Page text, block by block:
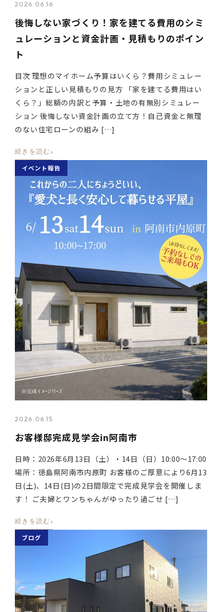
2026.06.16
後悔しない家づくり！家を建てる費用のシミ
ュレーションと資金計画・見積もりのポイン
ト
目次 理想のマイホーム予算はいくら？費用シミュレー
ションと正しい見積もりの見方 「家を建てる費用はい
くら？」総額の内訳と予算・土地の有無別シミュレー
ション 後悔しない資金計画の立て方！自己資金と無理
のない住宅ローンの組み […]
続きを読む ›
イベント報告
2026.06.15
お客様邸完成見学会in阿南市
日時：2026年6月13日（土）・14日（日）10:00〜17:00
場所：徳島県阿南市内原町 お客様のご厚意により6月13
日(土)、14日(日)の2日間限定で完成見学会を開催しま
す！ ご夫婦とワンちゃんがゆったり過ごせ […]
続きを読む ›
ブログ